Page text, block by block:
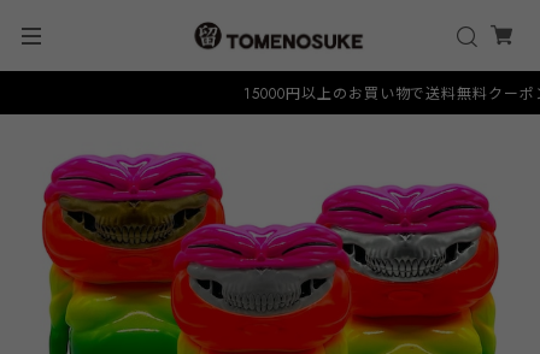
15000円以上のお買い物で送料無料クーポ